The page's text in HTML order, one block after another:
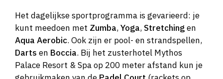
Het dagelijkse sportprogramma is gevarieerd: je
kunt meedoen met Zumba,Yoga,Stretchingen
Aqua Aerobic. Ook zijn er pool- en strandspellen,
Darts en Boccia. Bij het zusterhotel Mythos
Palace Resort & Spa op 200 meter afstand kun je